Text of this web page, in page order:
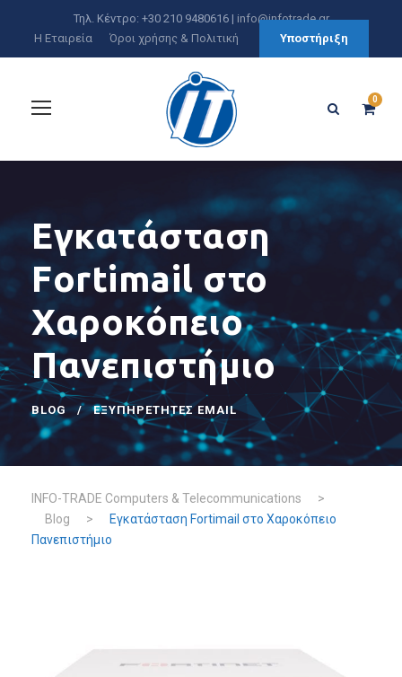
Τηλ. Κέντρο: +30 210 9480616 | info@infotrade.gr
Η Εταιρεία
Όροι χρήσης & Πολιτική Υποστήριξη
0
Εγκατάσταση
Fortimail στο
Χαροκόπειο
Πανεπιστήμιο
BLOG ΕΞΥΠΗΡΕΤΗΤΈΣ EMAIL
INFO-TRADE Computers & Telecommunications
>
Blog
>
Εγκατάσταση Fortimail στο Χαροκόπειο
Πανεπιστήμιο